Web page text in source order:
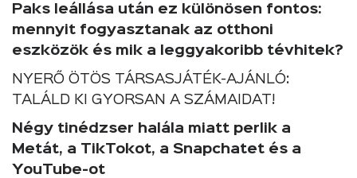
Paks leállása után ez különösen fontos:
mennyit fogyasztanak az otthoni
eszközök és mik a leggyakoribb tévhitek?
NYERŐ ÖTÖS TÁRSASJÁTÉK-AJÁNLÓ:
TALÁLD KI GYORSAN A SZÁMAIDAT!
Négy tinédzser halála miatt perlik a
Metát, a TikTokot, a Snapchatet és a
YouTube-ot